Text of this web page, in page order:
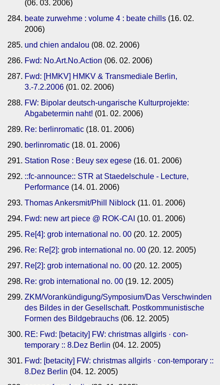
(06. 03. 2006)
beate zurwehme : volume 4 : beate chills (16. 02.
2006)
und chien andalou (08. 02. 2006)
Fwd: No.Art.No.Action (06. 02. 2006)
Fwd: [HMKV] HMKV & Transmediale Berlin,
3.-7.2.2006 (01. 02. 2006)
FW: Bipolar deutsch-ungarische Kulturprojekte:
Abgabetermin naht! (01. 02. 2006)
Re: berlinromatic (18. 01. 2006)
berlinromatic (18. 01. 2006)
Station Rose : Beuy sex egese (16. 01. 2006)
::fc-announce:: STR at Staedelschule - Lecture,
Performance (14. 01. 2006)
Thomas Ankersmit/Phill Niblock (11. 01. 2006)
Fwd: new art piece @ ROK-CAI (10. 01. 2006)
Re[4]: grob international no. 00 (20. 12. 2005)
Re: Re[2]: grob international no. 00 (20. 12. 2005)
Re[2]: grob international no. 00 (20. 12. 2005)
Re: grob international no. 00 (19. 12. 2005)
ZKM/Vorankündigung/Symposium/Das Verschwinden
des Bildes in der Gesellschaft. Postkommunistische
Formen des Bildgebrauchs (06. 12. 2005)
RE: Fwd: [betacity] FW: christmas allgirls · con-
temporary :: 8.Dez Berlin (04. 12. 2005)
Fwd: [betacity] FW: christmas allgirls · con-temporary ::
8.Dez Berlin (04. 12. 2005)